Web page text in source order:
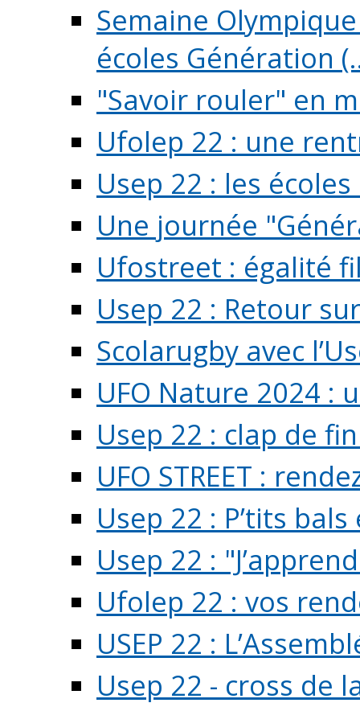
Semaine
écoles Génération
"Savoir rouler" en
Ufolep 22 : une
Usep 22 : les
Une journée
Ufostreet : égalité
Usep 22 : Retour
Scolarugby avec
UFO Nature 2024 :
Usep 22 : clap de
UFO STREET :
Usep 22 : P’tits
Usep 22 :
Ufolep 22 : vos
USEP 22 :
Usep 22 - cross de